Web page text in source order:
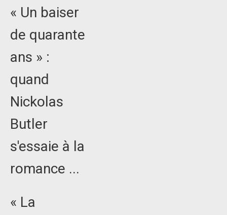
« Un baiser
de quarante
ans » :
quand
Nickolas
Butler
s'essaie à la
romance ...
« La